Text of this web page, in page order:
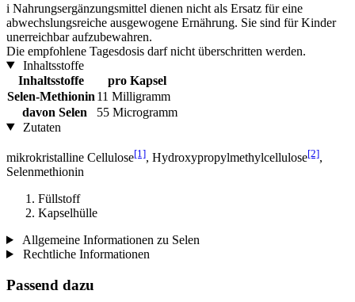
i Nahrungsergänzungsmittel dienen nicht als Ersatz für eine
abwechslungsreiche ausgewogene Ernährung. Sie sind für Kinder
unerreichbar aufzubewahren.
Die empfohlene Tagesdosis darf nicht überschritten werden.
Inhaltsstoffe
Inhaltsstoffe
pro Kapsel
Selen-Methionin 11 Milligramm
davon Selen
55 Microgramm
Zutaten
mikrokristalline Cellulose[1], Hydroxypropylmethylcellulose[2],
Selenmethionin
Füllstoff
Kapselhülle
Allgemeine Informationen zu Selen
Rechtliche Informationen
Passend dazu